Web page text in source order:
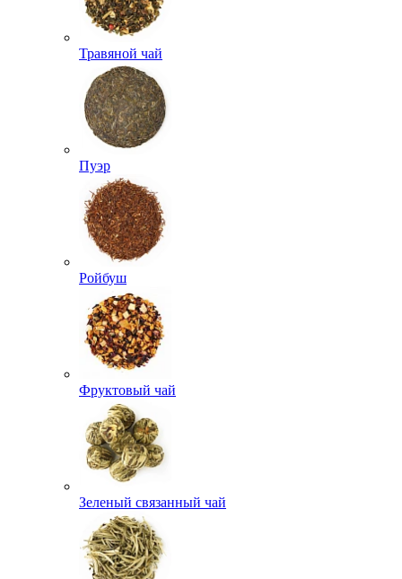
Травяной чай
Пуэр
Ройбуш
Фруктовый чай
Зеленый связанный чай